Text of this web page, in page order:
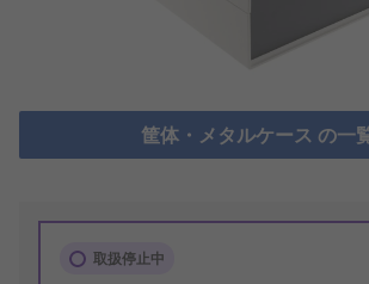
筐体・メタルケース の一
取扱停止中